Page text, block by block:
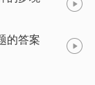
的答案